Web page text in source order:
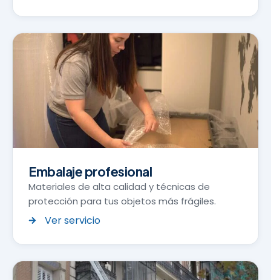
Embalaje profesional
Materiales de alta calidad y técnicas de
protección para tus objetos más frágiles.
Ver servicio